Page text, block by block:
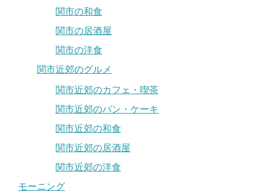
関市の和食
関市の居酒屋
関市の洋食
関市近郊のグルメ
関市近郊のカフェ・喫茶
関市近郊のパン・ケーキ
関市近郊の和食
関市近郊の居酒屋
関市近郊の洋食
モーニング